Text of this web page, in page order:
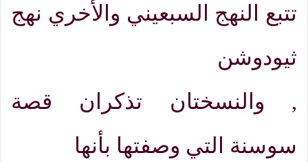
تتبع النهج السبعيني والأخري نهج
ثيودوشن
, والنسختان تذكران قصة
سوسنة التي وصفتها بأنها